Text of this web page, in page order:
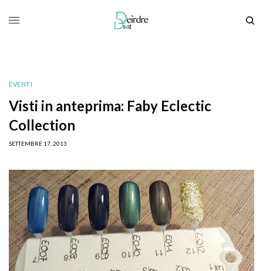
EVENTI
Visti in anteprima: Faby Eclectic
Collection
SETTEMBRE 17, 2013